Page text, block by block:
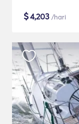
$4,203 /hari